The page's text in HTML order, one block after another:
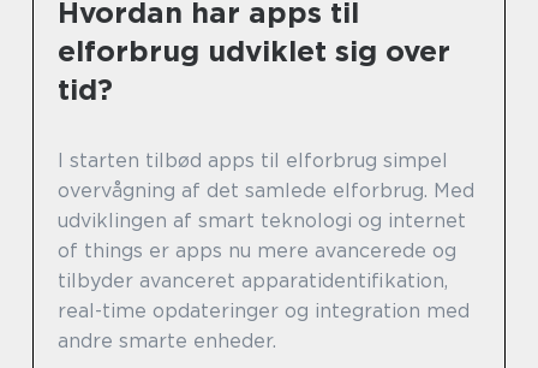
Hvordan har apps til
elforbrug udviklet sig over
tid?
I starten tilbød apps til elforbrug simpel
overvågning af det samlede elforbrug. Med
udviklingen af smart teknologi og internet
of things er apps nu mere avancerede og
tilbyder avanceret apparatidentifikation,
real-time opdateringer og integration med
andre smarte enheder.